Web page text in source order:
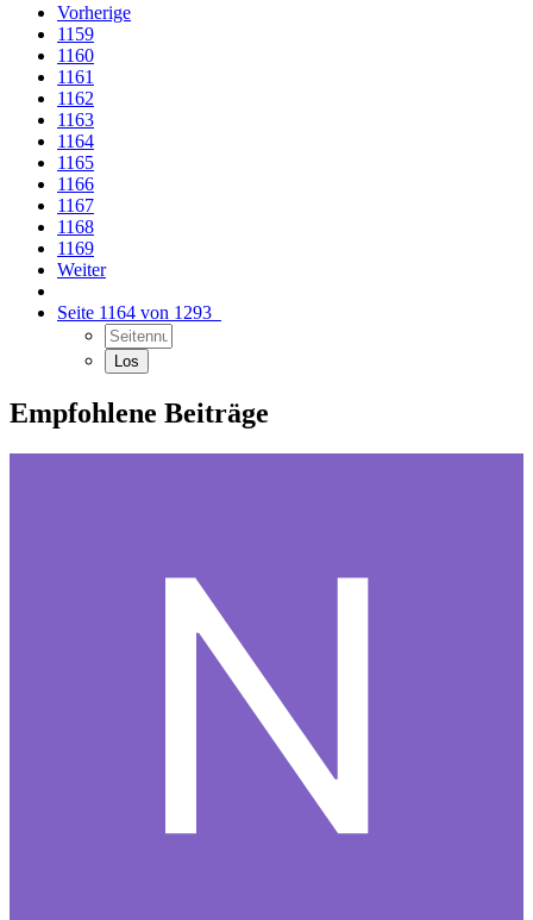
Vorherige
1159
1160
1161
1162
1163
1164
1165
1166
1167
1168
1169
Weiter
Seite 1164 von 1293
Empfohlene Beiträge